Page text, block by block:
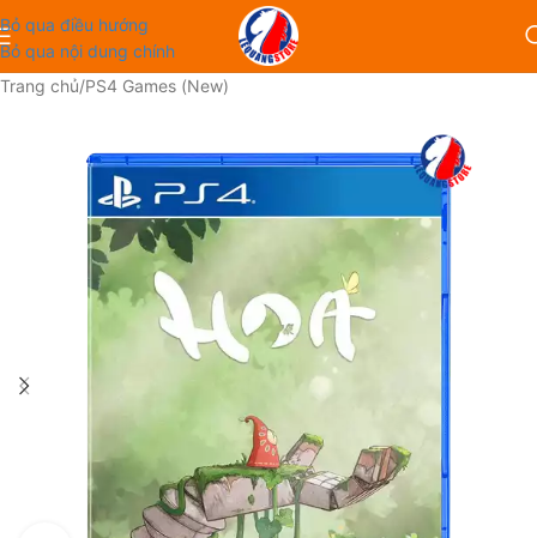
Bỏ qua điều hướng
Bỏ qua nội dung chính
Trang chủ/PS4 Games (New)